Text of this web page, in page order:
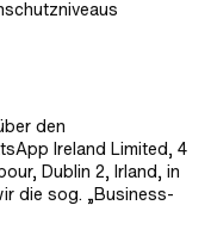
den
Ireland Limited, 4
Dublin 2, Irland, in
die sog. „Business-